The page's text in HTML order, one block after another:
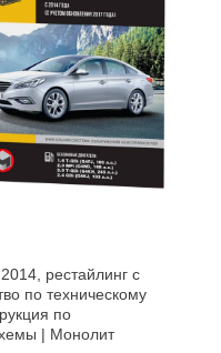
рестайлинг с
по техническому
по
| Монолит